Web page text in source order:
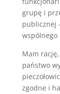
grupę i
publicznej
wspólnego
Mam
państwo
zgodne i